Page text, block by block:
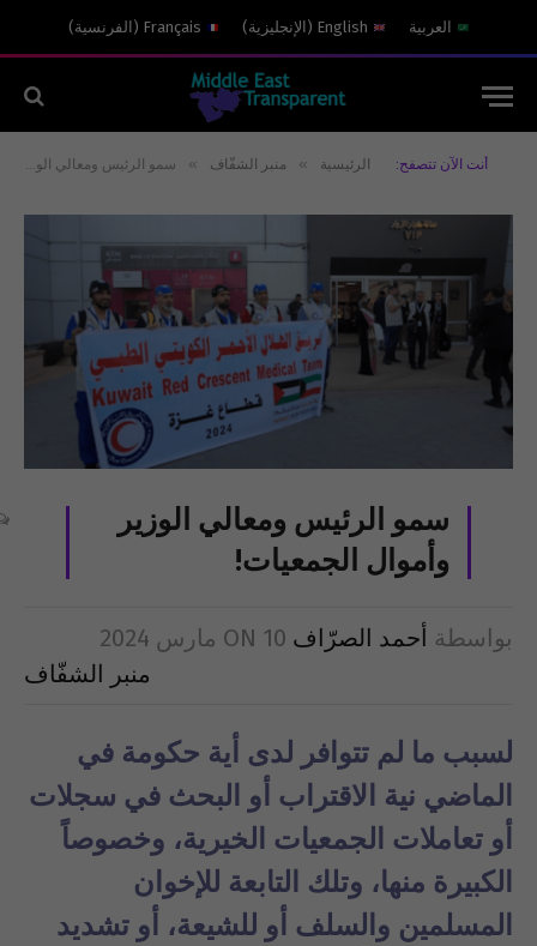
العربية English
( الإنجليزية)
Français
( الفرنسية)
أنت الآن تتصفح: الرئيسية » منبر الشفّاف » سمو الرئيس ومعالي الوزير وأموال الجمعيات!
سمو الرئيس ومعالي الوزير
وأموال الجمعيات!
بواسطة أحمد الصرّاف ON 10 مارس 2024
منبر الشفّاف
لسبب ما لم تتوافر لدى أية حكومة في
الماضي نية الاقتراب أو البحث في سجلات
أو تعاملات الجمعيات الخيرية، وخصوصاً
الكبيرة منها، وتلك التابعة للإخوان
المسلمين والسلف أو للشيعة، أو تشديد